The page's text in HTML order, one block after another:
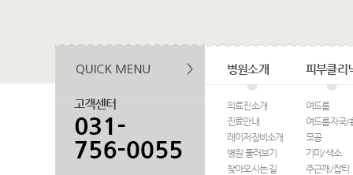
병원소개
의료진소개
진료안내
레이저장비소개
병원 둘러보기
찾아오시는 길
피부클리
여드름
여드름자국/
모공
기미/색소
주근깨/잡티